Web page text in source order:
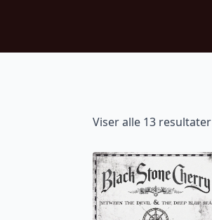
Viser alle 13 resultater